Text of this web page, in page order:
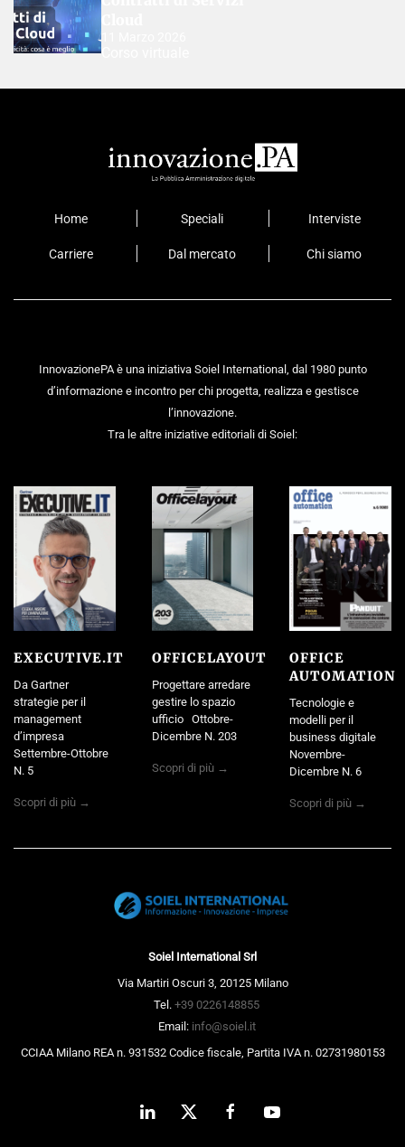
Home Speciali Interviste
Carriere Dal mercato Chi siamo
InnovazionePA è una iniziativa Soiel International, dal 1980 punto
d’informazione e incontro per chi progetta, realizza e gestisce
l’innovazione.
Tra le altre iniziative editoriali di Soiel:
EXECUTIVE.IT
Da Gartner
strategie per il
management
d’impresa
Settembre-Ottobre
N. 5
Scopri di più →
OFFICELAYOUT
Progettare arredare
gestire lo spazio
ufficio Ottobre-
Dicembre N. 203
Scopri di più →
OFFICE
AUTOMATION
Tecnologie e
modelli per il
business digitale
Novembre-
Dicembre N. 6
Scopri di più →
Soiel International Srl
Via Martiri Oscuri 3, 20125 Milano
Tel. +39 0226148855
Email: info@soiel.it
CCIAA Milano REA n. 931532 Codice fiscale, Partita IVA n. 02731980153